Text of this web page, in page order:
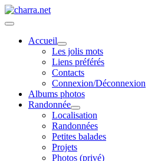
Accueil
Les jolis mots
Liens préférés
Contacts
Connexion/Déconnexion
Albums photos
Randonnée
Localisation
Randonnées
Petites balades
Projets
Photos (privé)